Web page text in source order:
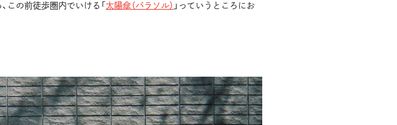
この前徒歩圏内でいける「太陽傘（パラソル） 」っていうところにお